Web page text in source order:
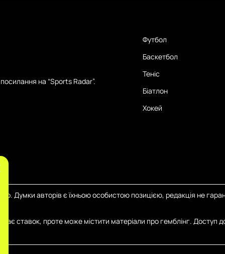
на “Sports Radar”.
Футбол
Баскетбол
Теніс
Біатлон
Хокей
Думки авторів є їхньою особистою позицією, редакція не
ставок, проте може містити матеріали про гемблінг. Доступ